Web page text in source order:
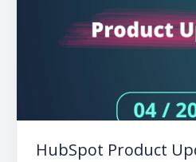
HubSpot Product